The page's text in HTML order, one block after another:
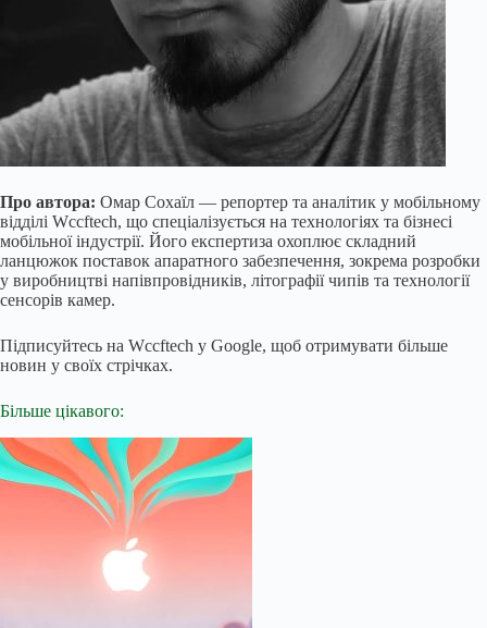
Про автора: Омар Сохаїл — репортер та аналітик у мобільному
відділі Wccftech, що спеціалізується на технологіях та бізнесі
мобільної індустрії. Його експертиза охоплює складний
ланцюжок поставок апаратного забезпечення, зокрема розробки
у виробництві напівпровідників, літографії чипів та технології
сенсорів камер.
Підписуйтесь на Wccftech у Google, щоб отримувати більше
новин у своїх стрічках.
Більше цікавого: